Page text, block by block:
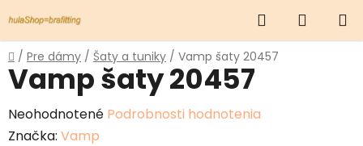
na
obsah
Hľadať
KOŠÍK
Domov
/ Pre dámy / Šaty a tuniky / Vamp šaty 20457
Vamp šaty 20457
Priemerné
hodnotenie
Neohodnotené Podrobnosti hodnotenia
Značka: Vamp